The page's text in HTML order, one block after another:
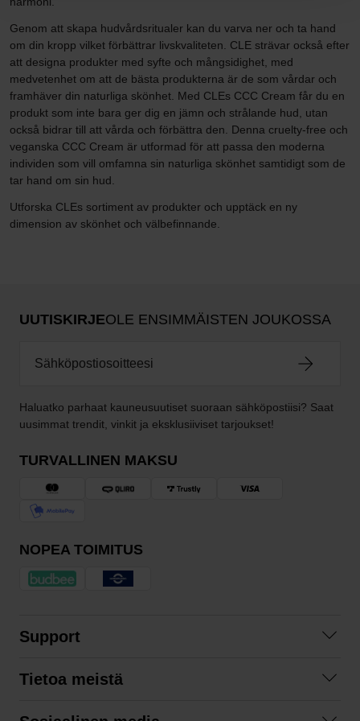
Genom att skapa hudvårdsritualer kan du varva ner och ta hand
om din kropp vilket förbättrar livskvaliteten. CLE strävar också efter
att designa produkter med syfte och mångsidighet, med
medvetenhet om att de bästa produkterna är de som vårdar och
framhäver din naturliga skönhet. Med CLEs CCC Cream får du en
produkt som inte bara ger dig en jämn och strålande hud, utan
också bidrar till att vårda och förbättra den. Denna cruelty-free och
veganska CCC Cream är utformad för att passa den moderna
individen som vill omfamna sin naturliga skönhet samtidigt som de
tar hand om sin hud.
Utforska CLEs sortiment av produkter och upptäck en ny
dimension av skönhet och välbefinnande.
UUTISKIRJEOLE ENSIMMÄISTEN JOUKOSSA
Haluatko parhaat kauneusuutiset suoraan sähköpostiisi? Saat
uusimmat trendit, vinkit ja eksklusiiviset tarjoukset!
TURVALLINEN MAKSU
NOPEA TOIMITUS
Support
Tilausehdot
Tietoa meistä